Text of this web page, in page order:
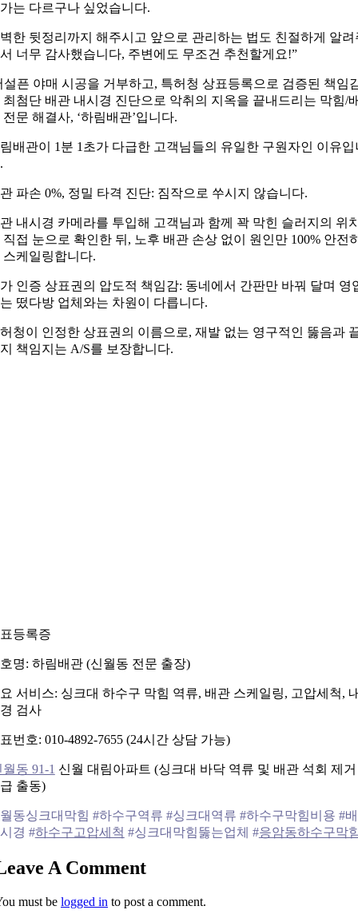
는 다르구나 싶었습니다.
한 뒷정리까지 해주시고 앞으로 관리하는 법도 친절하게 알려
너무 감사했습니다, 주변에도 무조건 추천할게요!”
설픈 야매 시공을 거부하고, 특허청 상표등록으로 검증된 책임
최첨단 배관 내시경 진단으로 악취의 지옥을 끝내드리는 막힘/
전문 해결사, ‘하림배관’입니다.
배관이 1분 1초가 다급한 고객님들의 유일한 구원자인 이유입
파손 0%, 정밀 타격 진단: 짐작으로 쑤시지 않습니다.
내시경 카메라를 투입해 고객님과 함께 꽉 막힌 슬러지의 위
직접 눈으로 확인한 뒤, 노후 배관 손상 없이 원인만 100% 안전
스케일링합니다.
인증 상표권의 압도적 책임감: 동네에서 간판만 바꿔 달며 영
떴다방 업체와는 차원이 다릅니다.
청이 인정한 상표권의 이름으로, 재발 없는 영구적인 뚫음과
책임지는 A/S를 보장합니다.
등록증
명: 하림배관 (신월동 전문 출장)
서비스: 싱크대 하수구 막힘 역류, 배관 스케일링, 고압세척,
검사
번호: 010-4892-7655 (24시간 상담 가능)
동 91-1 신월 대림아파트 (싱크대 바닥 역류 및 배관 석회 제거
출동)
동싱크대막힘 #하수구역류 #싱크대역류 #하수구막힘비용 #
경 #하수구고압세척 #싱크대막힘뚫는업체 #응암동하수구막
A Comment
must be logged in to post a comment.